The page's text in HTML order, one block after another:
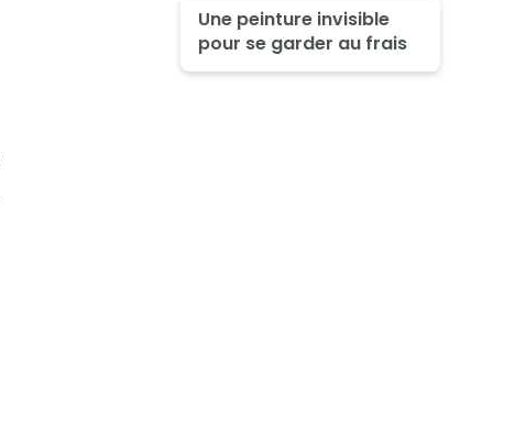
Une peinture invisible
pour se garder au frais